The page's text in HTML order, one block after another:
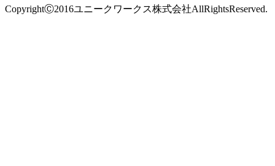
CopyrightⒸ2016ユニークワークス株式会社AllRightsReserved.